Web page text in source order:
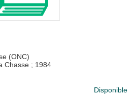
(ONC)
Chasse ; 1984
Disponible